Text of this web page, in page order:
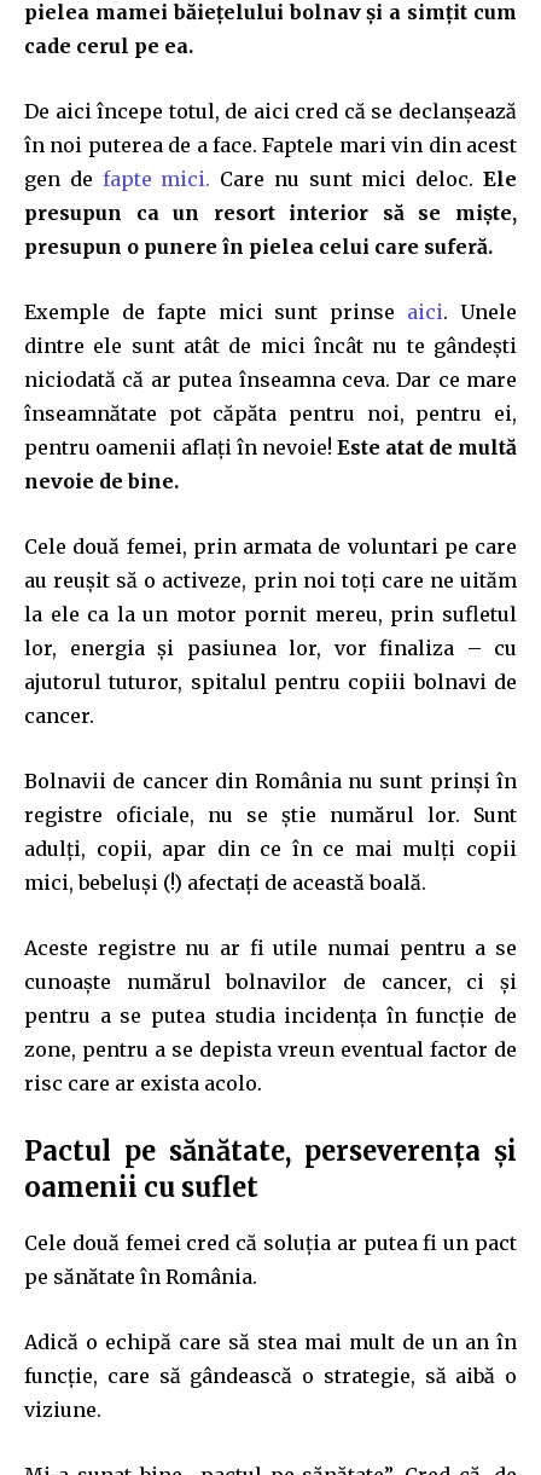
pielea mamei băiețelului bolnav și a simțit cum
cade cerul pe ea.
De aici începe totul, de aici cred că se declanșează
în noi puterea de a face. Faptele mari vin din acest
gen de fapte mici. Care nu sunt mici deloc.Ele
presupun ca un resort interior să se miște,
presupun o punere în pielea celui care suferă.
Exemple de fapte mici sunt prinse aici. Unele
dintre ele sunt atât de mici încât nu te gândești
niciodată că ar putea înseamna ceva. Dar ce mare
înseamnătate pot căpăta pentru noi, pentru ei,
pentru oamenii aflați în nevoie! Este atat de multă
nevoie de bine.
Cele două femei, prin armata de voluntari pe care
au reușit să o activeze, prin noi toți care ne uităm
la ele ca la un motor pornit mereu, prin sufletul
lor, energia și pasiunea lor, vor finaliza – cu
ajutorul tuturor, spitalul pentru copiii bolnavi de
cancer.
Bolnavii de cancer din România nu sunt prinși în
registre oficiale, nu se știe numărul lor. Sunt
adulți, copii, apar din ce în ce mai mulți copii
mici, bebeluși (!) afectați de această boală.
Aceste registre nu ar fi utile numai pentru a se
cunoaște numărul bolnavilor de cancer, ci și
pentru a se putea studia incidența în funcție de
zone, pentru a se depista vreun eventual factor de
risc care ar exista acolo.
Pactul pe sănătate, perseverența și
oamenii cu suflet
Cele două femei cred că soluția ar putea fi un pact
pe sănătate în România.
Adică o echipă care să stea mai mult de un an în
funcție, care să gândească o strategie, să aibă o
viziune.